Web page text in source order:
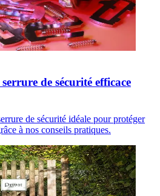
de sécurité efficace
de sécurité idéale pour protéger
à nos conseils pratiques.